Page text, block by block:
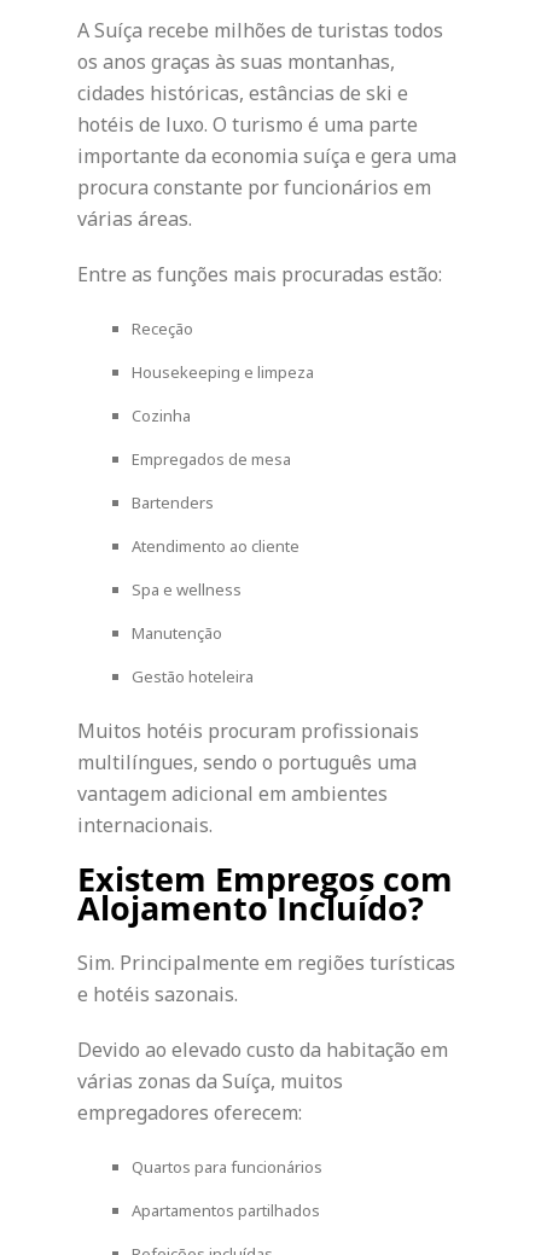
A Suíça recebe milhões de turistas todos
os anos graças às suas montanhas,
cidades históricas, estâncias de ski e
hotéis de luxo. O turismo é uma parte
importante da economia suíça e gera uma
procura constante por funcionários em
várias áreas.
Entre as funções mais procuradas estão:
Receção
Housekeeping e limpeza
Cozinha
Empregados de mesa
Bartenders
Atendimento ao cliente
Spa e wellness
Manutenção
Gestão hoteleira
Muitos hotéis procuram profissionais
multilíngues, sendo o português uma
vantagem adicional em ambientes
internacionais.
Existem Empregos com
Alojamento Incluído?
Sim. Principalmente em regiões turísticas
e hotéis sazonais.
Devido ao elevado custo da habitação em
várias zonas da Suíça, muitos
empregadores oferecem:
Quartos para funcionários
Apartamentos partilhados